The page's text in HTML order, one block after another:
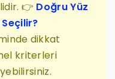
👉 Doğru Yüz
dikkat
kriterleri